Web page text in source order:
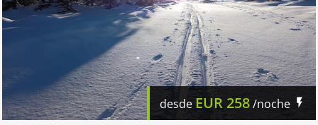
desde EUR 258/noche